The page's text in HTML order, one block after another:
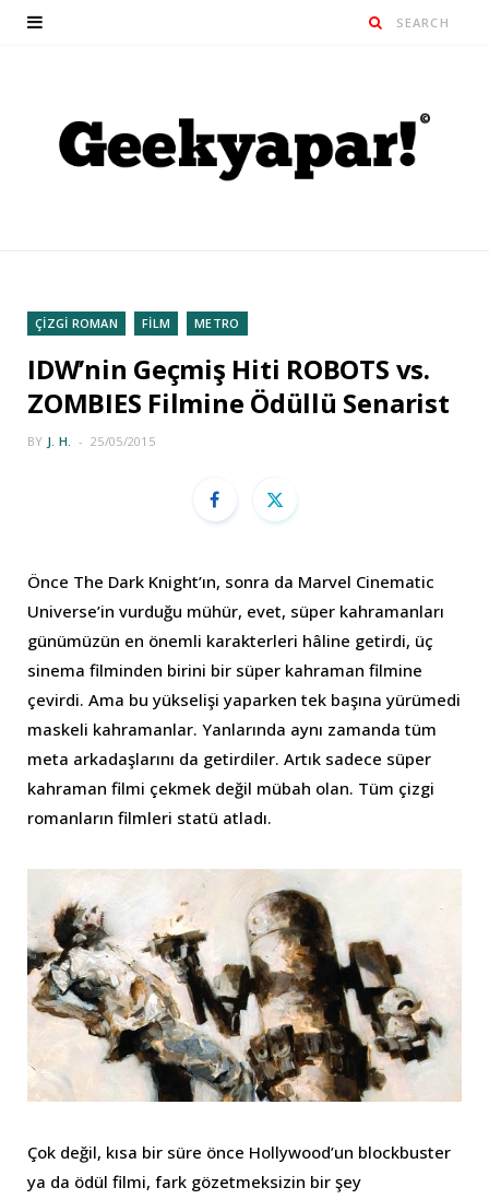
ÇİZGİ ROMAN FİLM METRO
IDW’nin Geçmiş Hiti ROBOTS vs.
ZOMBIES Filmine Ödüllü Senarist
BY J. H. 25/05/2015
Önce The Dark Knight’ın, sonra da Marvel Cinematic
Universe’in vurduğu mühür, evet, süper kahramanları
günümüzün en önemli karakterleri hâline getirdi, üç
sinema filminden birini bir süper kahraman filmine
çevirdi. Ama bu yükselişi yaparken tek başına yürümedi
maskeli kahramanlar. Yanlarında aynı zamanda tüm
meta arkadaşlarını da getirdiler. Artık sadece süper
kahraman filmi çekmek değil mübah olan. Tüm çizgi
romanların filmleri statü atladı.
Çok değil, kısa bir süre önce Hollywood’un blockbuster
ya da ödül filmi, fark gözetmeksizin bir şey